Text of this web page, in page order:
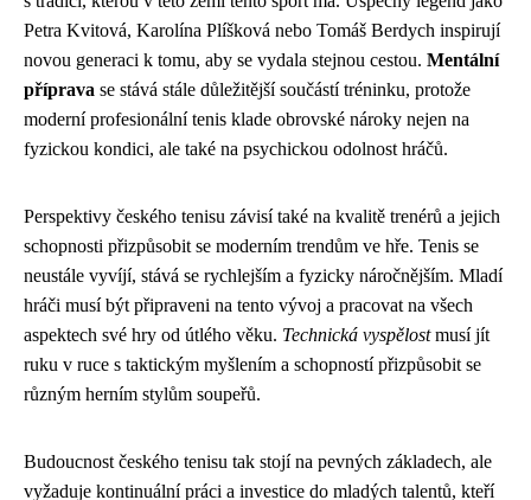
Petra Kvitová, Karolína Plíšková nebo Tomáš Berdych inspirují
novou generaci k tomu, aby se vydala stejnou cestou. Mentální
příprava se stává stále důležitější součástí tréninku, protože
moderní profesionální tenis klade obrovské nároky nejen na
fyzickou kondici, ale také na psychickou odolnost hráčů.
Perspektivy českého tenisu závisí také na kvalitě trenérů a jejich
schopnosti přizpůsobit se moderním trendům ve hře. Tenis se
neustále vyvíjí, stává se rychlejším a fyzicky náročnějším. Mladí
hráči musí být připraveni na tento vývoj a pracovat na všech
aspektech své hry od útlého věku. Technická vyspělostmusí jít
ruku v ruce s taktickým myšlením a schopností přizpůsobit se
různým herním stylům soupeřů.
Budoucnost českého tenisu tak stojí na pevných základech, ale
vyžaduje kontinuální práci a investice do mladých talentů, kteří